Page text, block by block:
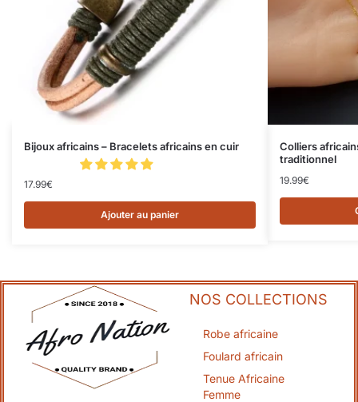
Bijoux africains – Bracelets africains en cuir
17.99€
Ajouter au panier
Colliers
traditionnel
19.99€
NOS COLLECTIONS
Robe africaine
Foulard africain
Tenue Africaine
Femme